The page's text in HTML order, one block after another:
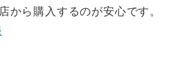
から購入するのが安心です。